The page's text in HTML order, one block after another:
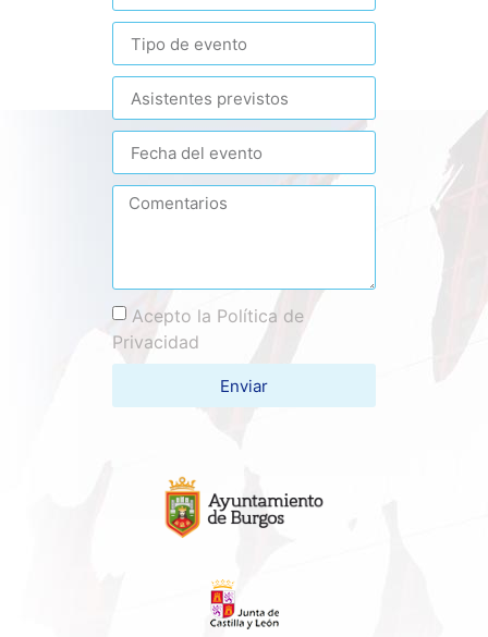
Acepto la Política de
Privacidad
Enviar